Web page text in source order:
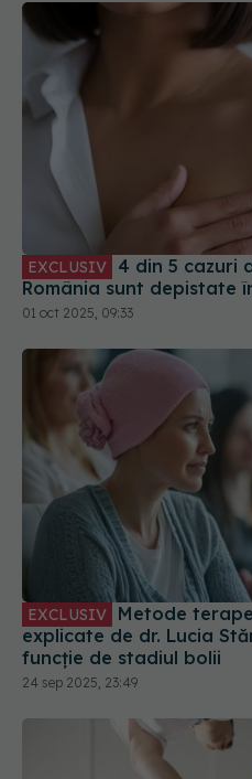
EXCLUSIV 4 din 5 cazuri de cancer de sân în
România sunt depistate
01 oct 2025, 09:33
EXCLUSIV Metode terapeutice pentru cancer,
explicate de dr. Lucia
funcție de stadiul bolii
24 sep 2025, 23:49